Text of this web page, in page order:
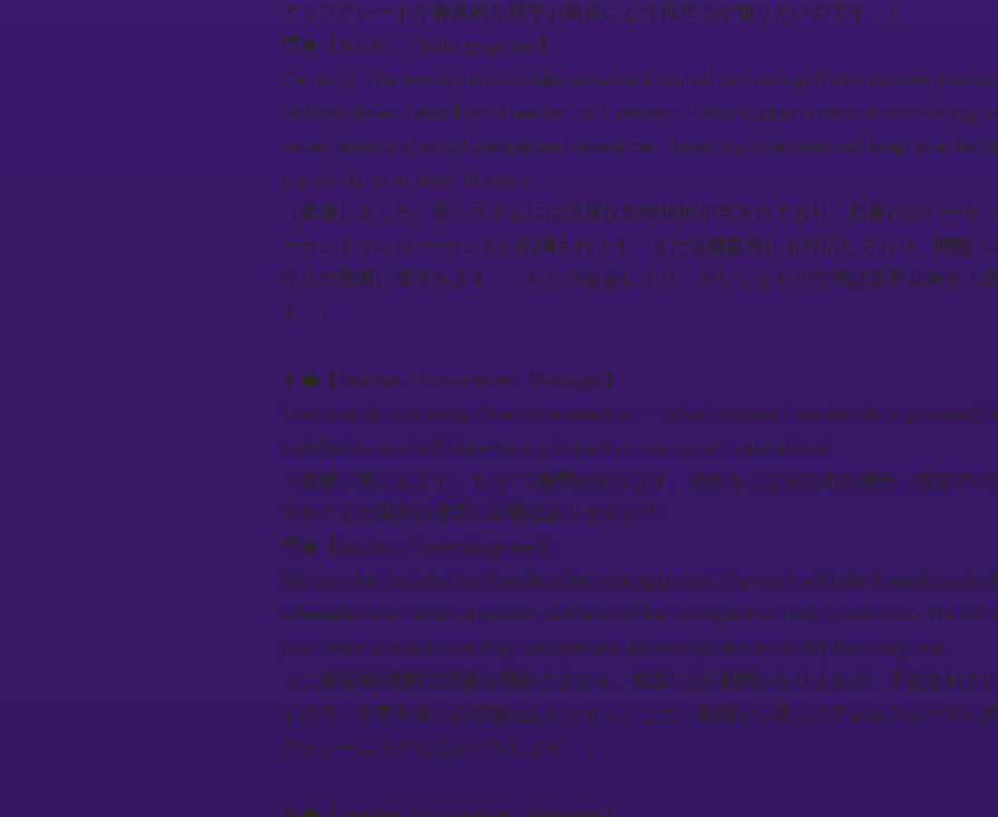
アップグレードが将来的な競争力維持にどう役立つか知りたいのです。）
🧑‍🎓【Student / Sales Engineer】:
Certainly. The new system includes advanced control technology that improves
reduces defect rates from 3 percent to 1 percent. It also supports remote monitoring,
issues faster and avoid unexpected downtime. These improvements will keep your
standards for at least 10 years.
（承知しました。新システムには高度な制御技術が含まれており、精度が20パーセ
ーセントから1パーセントに削減されます。また遠隔監視にも対応しており、問題
停止の回避に役立ちます。これらの改善により、少なくとも10年間は業界基準を上
す。）
👨‍💼【Teacher / Procurement Manager】:
That sounds promising. One more question — what happens if we decide to proceed?
installation, and will there be any impact on our current operations?
（有望に聞こえます。もう1つ質問があります。進めることを決めた場合、設置の
すか？また現在の操業に影響はありますか？）
🧑‍🎓【Student / Sales Engineer】:
We can start installation 8 weeks after your approval. The work will take 4 weeks and
scheduled maintenance period, so there will be no impact on daily production. We will
your team to make sure they can operate the new system smoothly from day one.
（ご承認後8週間で設置を開始できます。作業には4週間かかりますが、予定されて
すので、日常生産への影響はありません。また、初日から新システムをスムーズに
のトレーニングも提供いたします。）